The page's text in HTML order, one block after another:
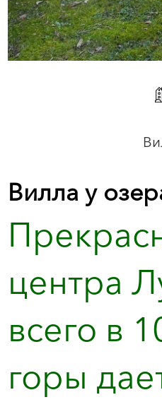
Вилла у
центра
всего в
горы